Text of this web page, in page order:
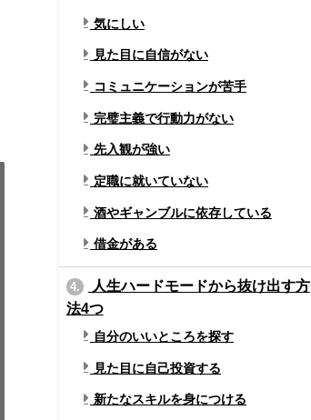
気にしい
見た目に自信がない
コミュニケーションが苦手
完璧主義で行動力がない
先入観が強い
定職に就いていない
酒やギャンブルに依存している
借金がある
4.
人生ハードモードから抜け出す方
法4つ
自分のいいところを探す
見た目に自己投資する
新たなスキルを身につける